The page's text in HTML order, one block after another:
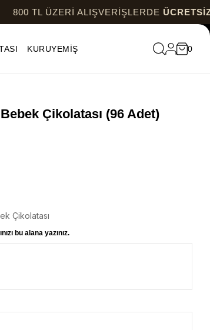
TL ÜZERİ ALIŞVERİŞLERDEÜCRETSİZ
KURUYEMİŞ 0
Çikolatası (96 Adet)
Çikolatası
bu alana yazınız.